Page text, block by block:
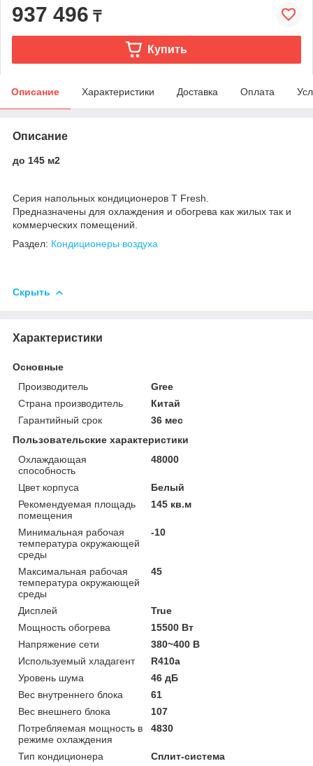
937 496 ₸
Купить
Описание Характеристики Доставка Оплата
Описание
до 145 м2
Серия напольных кондиционеров T Fresh.
Предназначены для охлаждения и обогрева как жилых так и
коммерческих помещений.
Раздел: Кондиционеры воздуха
Скрыть
Характеристики
Основные
Производитель
Gree
Страна производитель
Китай
Гарантийный срок
36 мес
Пользовательские характеристики
Охлаждающая
способность
48000
Цвет корпуса
Белый
Рекомендуемая площадь
помещения
145 кв.м
Минимальная рабочая
температура окружающей
среды
-10
Максимальная рабочая
температура окружающей
среды
45
Дисплей
True
Мощность обогрева
15500 Вт
Напряжение сети
380~400 В
Используемый хладагент
R410a
Уровень шума
46 дБ
Вес внутреннего блока
61
Вес внешнего блока
107
Потребляемая мощность в
режиме охлаждения
4830
Тип кондиционера
Сплит-система